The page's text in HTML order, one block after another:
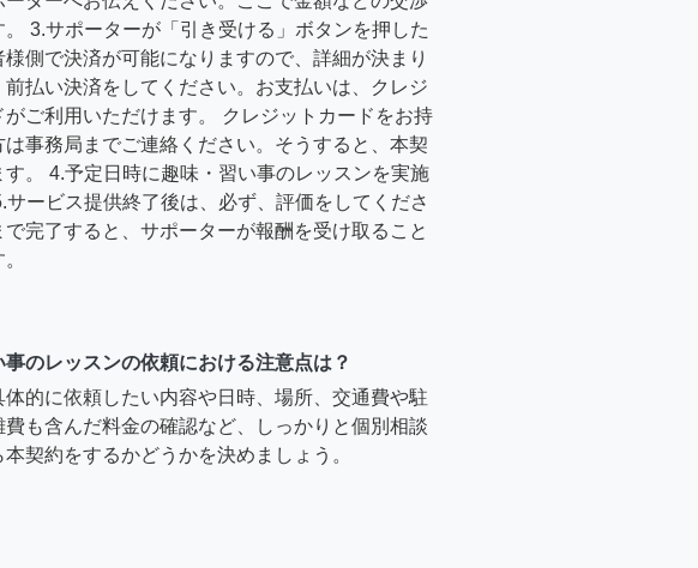
。 3.サポーターが「引き受ける」ボタンを押した
様側で決済が可能になりますので、詳細が決まり
前払い決済をしてください。お支払いは、クレジ
がご利用いただけます。 クレジットカードをお持
は事務局までご連絡ください。そうすると、本契
す。 4.予定日時に趣味・習い事のレッスンを実施
サービス提供終了後は、必ず、評価をしてくださ
で完了すると、サポーターが報酬を受け取ること
事のレッスンの依頼における注意点は？
体的に依頼したい内容や日時、場所、交通費や駐
費も含んだ料金の確認など、しっかりと個別相談
本契約をするかどうかを決めましょう。